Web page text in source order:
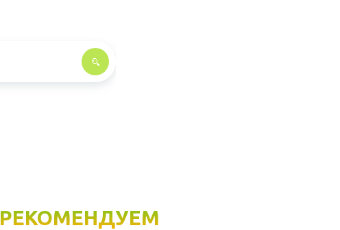
РЕКОМЕНДУЕМ